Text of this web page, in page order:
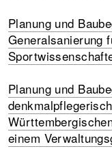
Planung und
Generalsanierung
Planung und
einem